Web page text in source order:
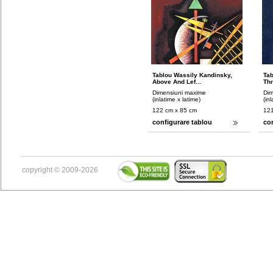
Tablou Wassily Kandinsky,
Above And Lef...
Dimensiuni maxime
(inlatime x latime)
122 cm x 85 cm
configurare tablou
copyright © 2009-2026